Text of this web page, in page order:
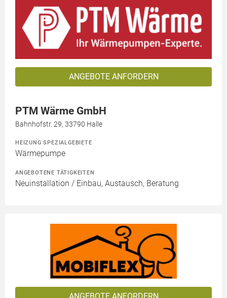
ANGEBOTE ANFORDERN
PTM Wärme GmbH
Bahnhofstr. 29, 33790 Halle
HEIZUNG SPEZIALGEBIETE
Wärmepumpe
ANGEBOTENE TÄTIGKEITEN
Neuinstallation / Einbau, Austausch, Beratung